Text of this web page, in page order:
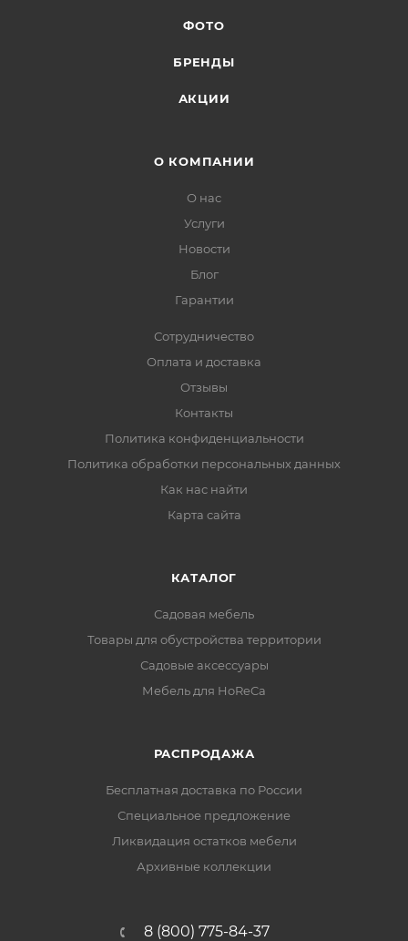
ФОТО
БРЕНДЫ
АКЦИИ
О КОМПАНИИ
О нас
Услуги
Новости
Блог
Гарантии
Сотрудничество
Оплата и доставка
Отзывы
Контакты
Политика конфиденциальности
Политика обработки персональных данных
Как нас найти
Карта сайта
КАТАЛОГ
Садовая мебель
Товары для обустройства территории
Садовые аксессуары
Мебель для HoReCa
РАСПРОДАЖА
Бесплатная доставка по России
Специальное предложение
Ликвидация остатков мебели
Архивные коллекции
8 (800) 775-84-37